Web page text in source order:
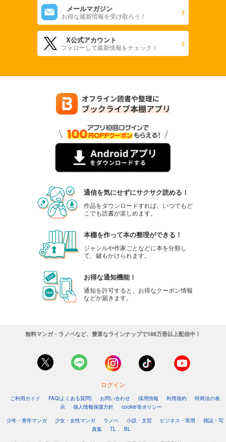
メールマガジン
お得な最新情報を受け取ろう！
X公式アカウント
フォローして最新情報をチェック！
通信を気にせずにサクサク読める！
作品をダウンロードすれば、いつでもど
こでも読書が楽しめます。
本棚を作って本の整理ができる！
ジャンルや作家ごとなどに本を分類し
て、鍵もかけられます。
お得な通知機能！
通知を許可すると、お得なクーポン情報
などが届きます。
無料マンガ・ラノベなど、豊富なラインナップで188万冊以上配信中！
ログイン
ご利用ガイド FAQ(よくある質問) お問い合わせ 採用情報 利用規約
特商法の表
示
個人情報保護方針
cookie等ポリシー
少年・青年マンガ
少女・女性マンガ ラノベ 小説・文芸 ビジネス・実用
雑誌・写
真集
TL BL